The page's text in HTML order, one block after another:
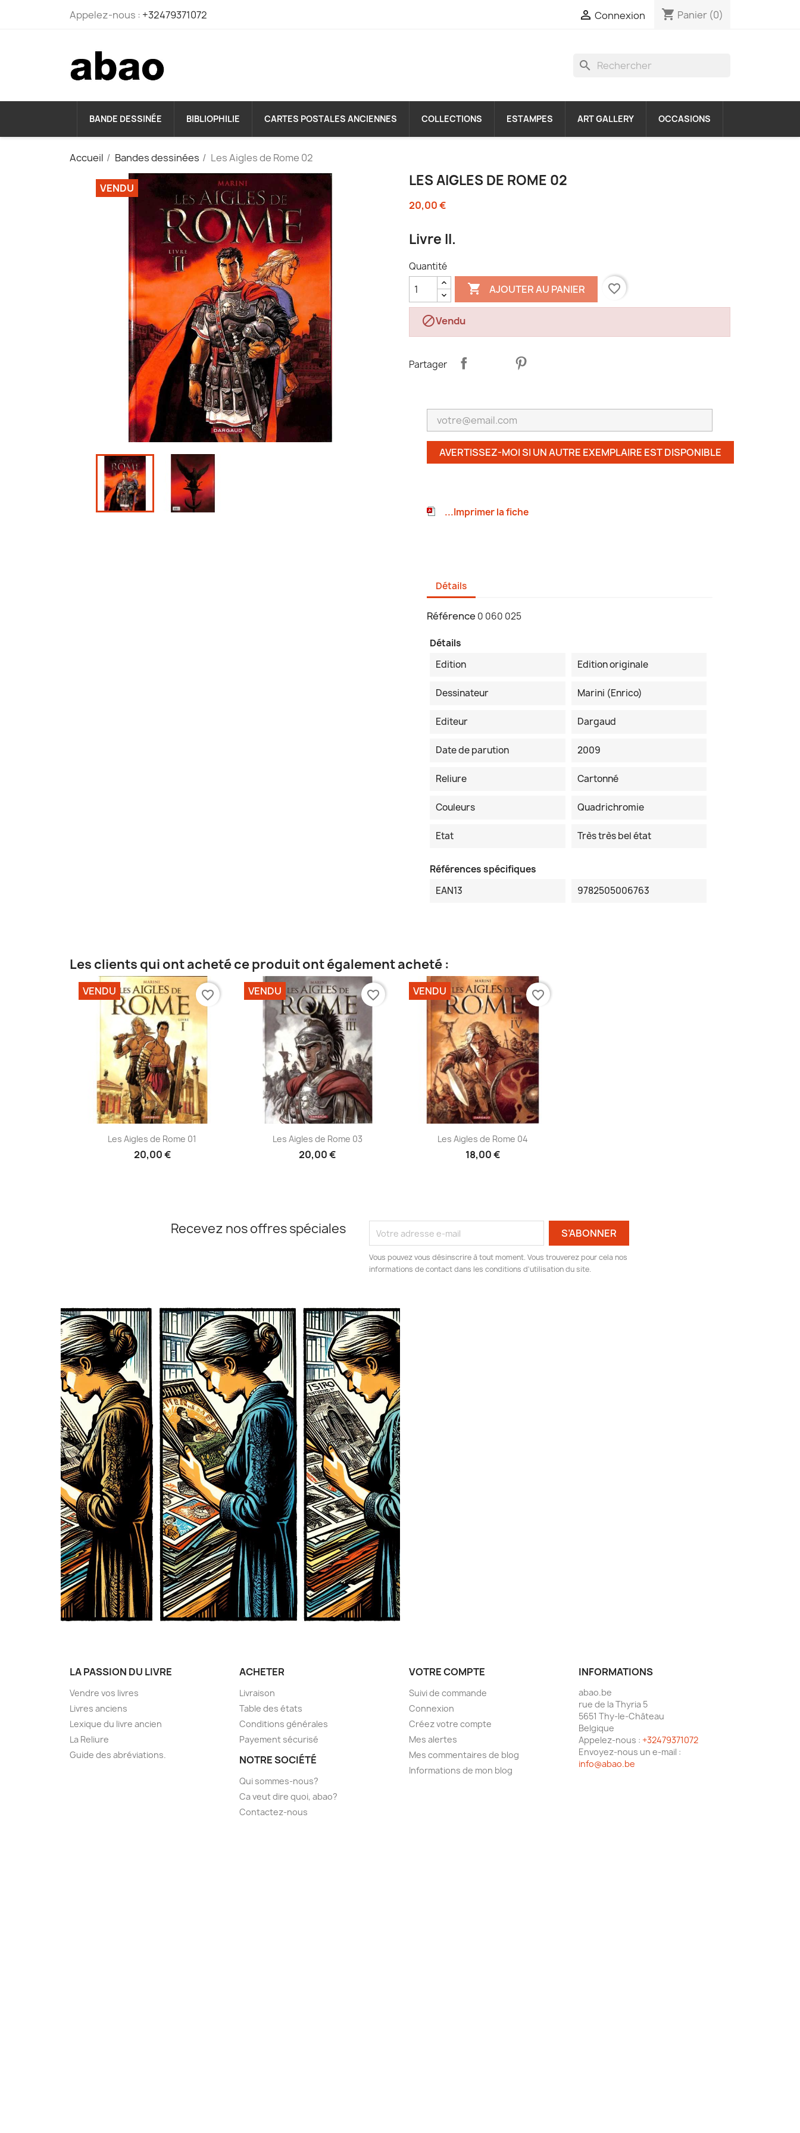
Appelez-nous : +32479371072  Connexion shopping_cart Panier (0)
search
BANDE DESSINÉE BIBLIOPHILIE CARTES POSTALES ANCIENNES COLLECTIONS ESTAMPES ART GALLERY OCCASIONS
Accueil Bandes dessinées Les Aigles de Rome 02
VENDU LES AIGLES DE ROME 02
20,00 €
Livre II.
Quantité
 AJOUTER AU PANIER favorite_border
Vendu
Partager
AVERTISSEZ-MOI SI UN AUTRE EXEMPLAIRE EST DISPONIBLE
...Imprimer la fiche
Détails
Référence 0 060 025
Détails
Edition
Edition originale
Dessinateur Marini (Enrico)
Editeur Dargaud
Date de parution 2009
Reliure Cartonné
Couleurs Quadrichromie
Etat Très très bel état
Références spécifiques
EAN13
9782505006763
Les clients qui ont acheté ce produit ont également acheté :
Aperçu rapide
Les Aigles de Rome 01
20,00 €
VENDU favorite_border
Aperçu rapide
Les Aigles de Rome 03
20,00 €
VENDU favorite_border
Aperçu rapide
Les Aigles de Rome 04
18,00 €
VENDU favorite_border
Recevez nos offres spéciales
Vous pouvez vous désinscrire à tout moment. Vous trouverez pour cela nos
informations de contact dans les conditions d'utilisation du site.
LA PASSION DU LIVRE
Vendre vos livres
Livres anciens
Lexique du livre ancien
La Reliure
Guide des abréviations.
ACHETER
Livraison
Table des états
Conditions générales
Payement sécurisé
NOTRE SOCIÉTÉ
Qui sommes-nous?
Ca veut dire quoi, abao?
Contactez-nous
VOTRE COMPTE
Suivi de commande
Connexion
Créez votre compte
Mes alertes
Mes commentaires de blog
Informations de mon blog
INFORMATIONS
abao.be
rue de la Thyria 5
5651 Thy-le-Château
Belgique
Appelez-nous : +32479371072
Envoyez-nous un e-mail :
info@abao.be